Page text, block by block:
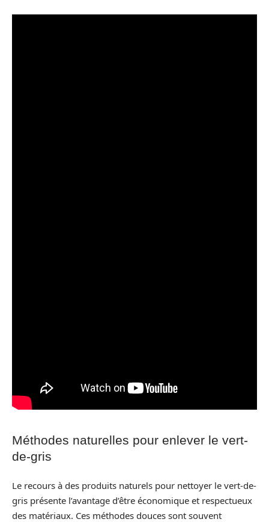
Méthodes naturelles pour enlever le vert-
de-gris
Le recours à des produits naturels pour nettoyer le vert-de-
gris présente l’avantage d’être économique et respectueux
des matériaux. Ces méthodes douces sont souvent